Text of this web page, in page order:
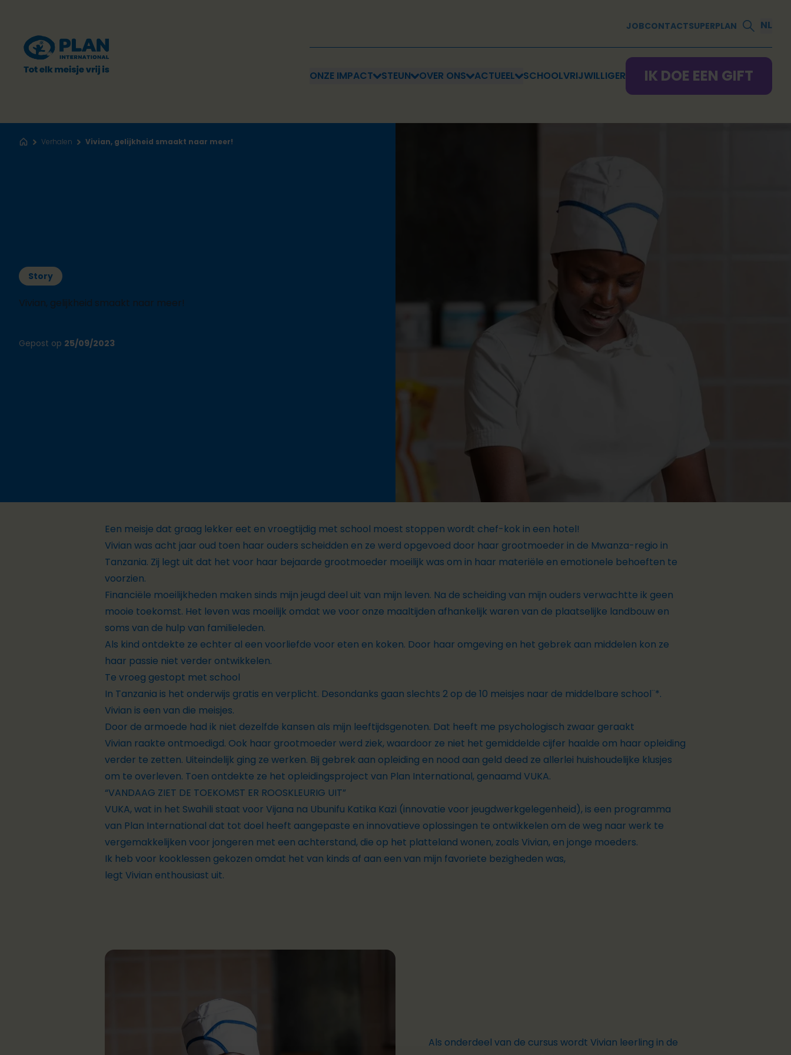
JOBCONTACTSUPERPLAN NL
ONZE IMPACT STEUN OVER ONS ACTUEEL SCHOOLVRIJWILLIGER IK DOE EEN GIFT
HomeVerhalen Vivian, gelijkheid smaakt naar meer!
Story
Vivian, gelijkheid smaakt naar meer!
Gepost op 25/09/2023
Een meisje dat graag lekker eet en vroegtijdig met school moest stoppen wordt chef-kok in een hotel!
Vivian was acht jaar oud toen haar ouders scheidden en ze werd opgevoed door haar grootmoeder in de Mwanza-regio in
Tanzania. Zij legt uit dat het voor haar bejaarde grootmoeder moeilijk was om in haar materiële en emotionele behoeften te
voorzien.
Financiële moeilijkheden maken sinds mijn jeugd deel uit van mijn leven. Na de scheiding van mijn ouders verwachtte ik geen
mooie toekomst. Het leven was moeilijk omdat we voor onze maaltijden afhankelijk waren van de plaatselijke landbouw en
soms van de hulp van familieleden.
Als kind ontdekte ze echter al een voorliefde voor eten en koken. Door haar omgeving en het gebrek aan middelen kon ze
haar passie niet verder ontwikkelen.
Te vroeg gestopt met school
In Tanzania is het onderwijs gratis en verplicht. Desondanks gaan slechts 2 op de 10 meisjes naar de middelbare school¨*.
Vivian is een van die meisjes.
Door de armoede had ik niet dezelfde kansen als mijn leeftijdsgenoten. Dat heeft me psychologisch zwaar geraakt
Vivian raakte ontmoedigd. Ook haar grootmoeder werd ziek, waardoor ze niet het gemiddelde cijfer haalde om haar opleiding
verder te zetten. Uiteindelijk ging ze werken. Bij gebrek aan opleiding en nood aan geld deed ze allerlei huishoudelijke klusjes
om te overleven. Toen ontdekte ze het opleidingsproject van Plan International, genaamd VUKA.
“VANDAAG ZIET DE TOEKOMST ER ROOSKLEURIG UIT”
VUKA, wat in het Swahili staat voor Vijana na Ubunifu Katika Kazi (innovatie voor jeugdwerkgelegenheid), is een programma
van Plan International dat tot doel heeft aangepaste en innovatieve oplossingen te ontwikkelen om de weg naar werk te
vergemakkelijken voor jongeren met een achterstand, die op het platteland wonen, zoals Vivian, en jonge moeders.
Ik heb voor kooklessen gekozen omdat het van kinds af aan een van mijn favoriete bezigheden was,
legt Vivian enthousiast uit.
Als onderdeel van de cursus wordt Vivian leerling in de